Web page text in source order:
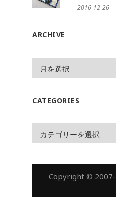
― 2016-12-26 |
ARCHIVE
CATEGORIES
Copyright © 2007-